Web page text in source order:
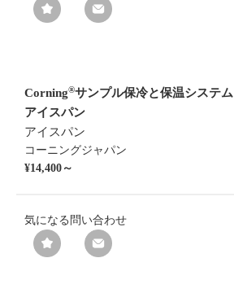
Corning®サンプル保冷と保温システム
アイスパン
アイスパン
コーニングジャパン
¥14,400～
気になる 問い合わせ